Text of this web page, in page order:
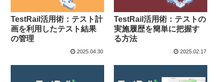
TestRail活用術：テスト計
画を利用したテスト結果
の管理
2025.04.30
TestRail活用術：テストの
実施履歴を簡単に把握す
る方法
2025.02.17